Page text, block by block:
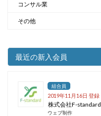
コンサル業
その他
最近の新入会員
組合員
2019年11月16日 登録
株式会社F-standard
ウェブ制作